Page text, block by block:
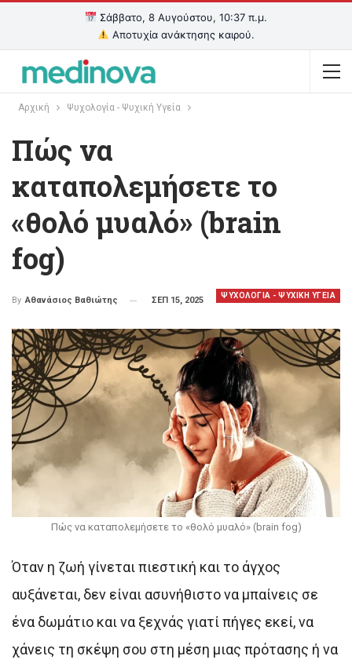
Σάββατο, 8 Αυγούστου, 10:37 π.μ.
Αποτυχία ανάκτησης καιρού.
Αρχική Ψυχολογία - Ψυχική Υγεία
Πώς να
καταπολεμήσετε το
«θολό μυαλό» (brain
fog)
ΨΥΧΟΛΟΓΙΑ - ΨΥΧΙΚΗ ΥΓΕΙΑ
By Αθανάσιος Βαθιώτης ΣΕΠ 15, 2025
Πώς να καταπολεμήσετε το «θολό μυαλό» (brain fog)
Όταν η ζωή γίνεται πιεστική και το άγχος
αυξάνεται, δεν είναι ασυνήθιστο να μπαίνεις σε
ένα δωμάτιο και να ξεχνάς γιατί πήγες εκεί, να
χάνεις τη σκέψη σου στη μέση μιας πρότασης ή να